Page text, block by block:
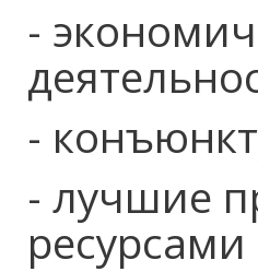
-
-
- лучшие